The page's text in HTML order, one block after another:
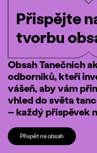
Přispějte
tvorbu
Obsah Tanečních
odborníků, kteří
vášeň, aby vám
vhled do světa
– každý příspěvek
Přispět na obsah